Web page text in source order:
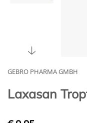
GEBRO PHARMA GMBH
Laxasan